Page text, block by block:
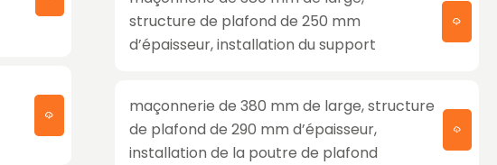
structure de plafond de 250 mm
d’épaisseur, installation du support
maçonnerie de 380 mm de large, structure
de plafond de 290 mm d’épaisseur,
installation de la poutre de plafond